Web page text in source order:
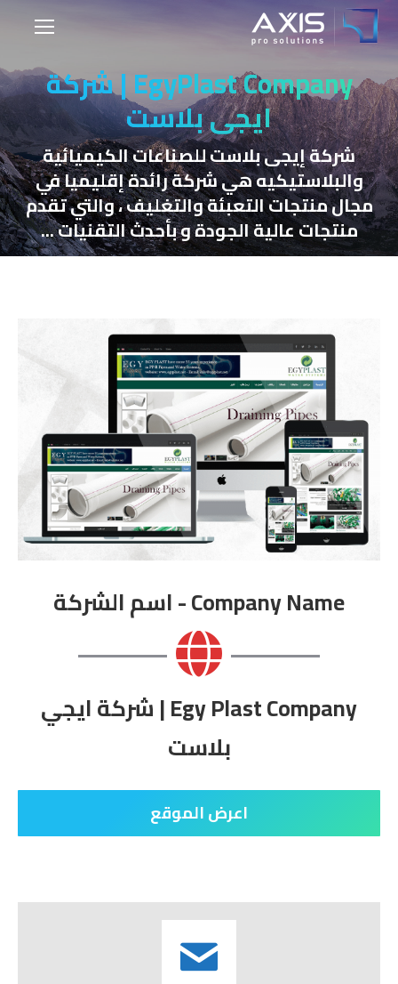
EgyPlast Company | شركة
ايجي بلاست
شركة إيجى بلاست للصناعات الكيميائية
والبلاستيكيه هي شركة رائدة إقليميا في
مجال منتجات التعبئة والتغليف ، والتي تقدم
منتجات عالية الجودة و بأحدث التقنيات ...
Company Name - اسم الشركة
Egy Plast Company | شركة ايجي
بلاست
اعرض الموقع